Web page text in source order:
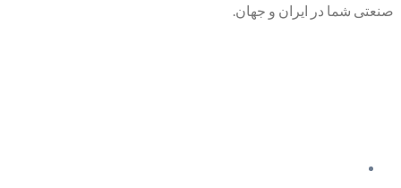
صنعتی شما در ایران و جهان.